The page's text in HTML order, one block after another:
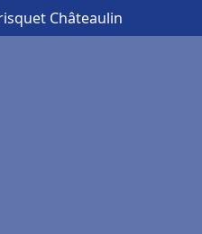
Châteaulin